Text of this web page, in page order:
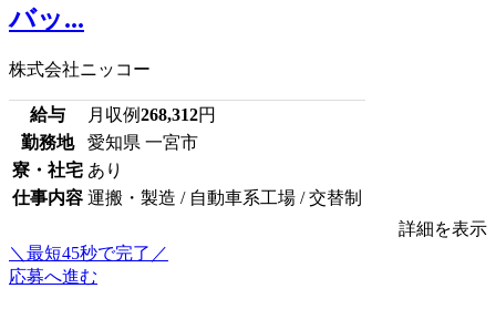
バッ...
株式会社ニッコー
給与 月収例268,312円
勤務地
愛知県 一宮市
寮・社宅 あり
仕事内容 運搬・製造 / 自動車系工場 / 交替制
詳細を表示
＼最短45秒で完了／
応募へ進む